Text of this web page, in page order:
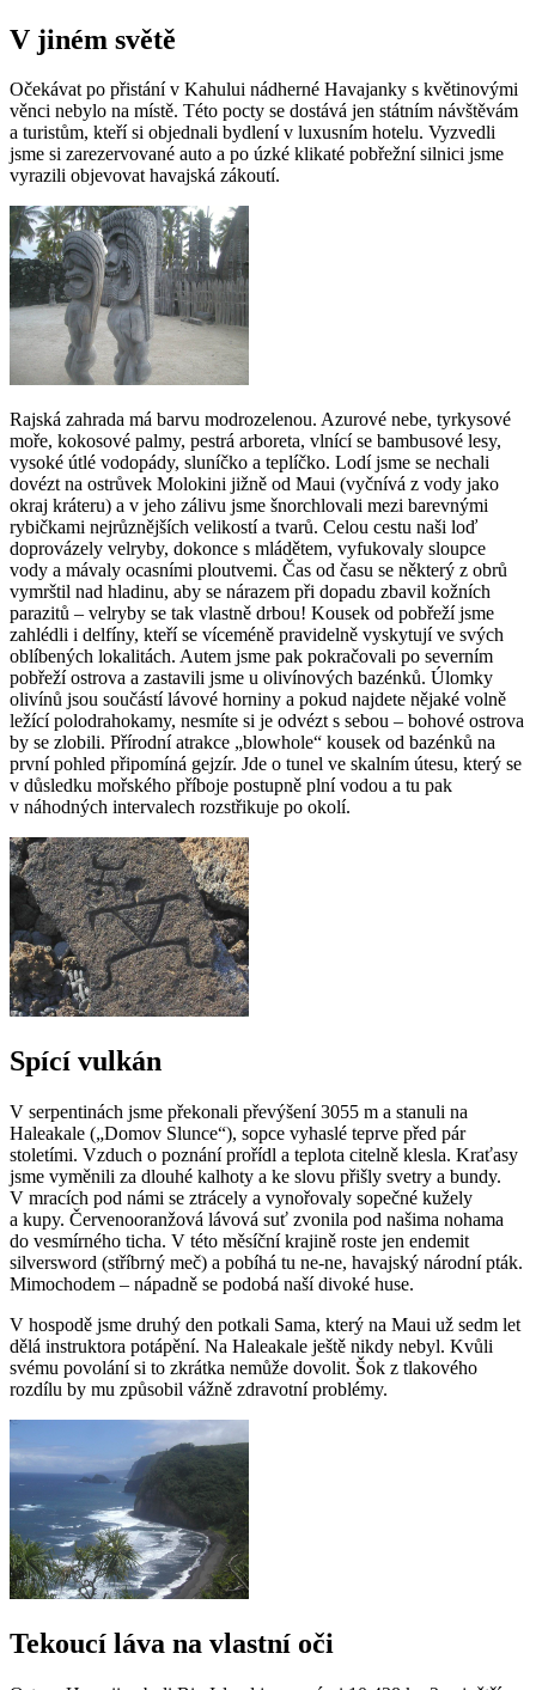
V jiném světě
Očekávat po přistání v Kahului nádherné Havajanky s květinovými
věnci nebylo na místě. Této pocty se dostává jen státním návštěvám
a turistům, kteří si objednali bydlení v luxusním hotelu. Vyzvedli
jsme si zarezervované auto a po úzké klikaté pobřežní silnici jsme
vyrazili objevovat havajská zákoutí.
Rajská zahrada má barvu modrozelenou. Azurové nebe, tyrkysové
moře, kokosové palmy, pestrá arboreta, vlnící se bambusové lesy,
vysoké útlé vodopády, sluníčko a teplíčko. Lodí jsme se nechali
dovézt na ostrůvek Molokini jižně od Maui (vyčnívá z vody jako
okraj kráteru) a v jeho zálivu jsme šnorchlovali mezi barevnými
rybičkami nejrůznějších velikostí a tvarů. Celou cestu naši loď
doprovázely velryby, dokonce s mládětem, vyfukovaly sloupce
vody a mávaly ocasními ploutvemi. Čas od času se některý z obrů
vymrštil nad hladinu, aby se nárazem při dopadu zbavil kožních
parazitů – velryby se tak vlastně drbou! Kousek od pobřeží jsme
zahlédli i delfíny, kteří se víceméně pravidelně vyskytují ve svých
oblíbených lokalitách. Autem jsme pak pokračovali po severním
pobřeží ostrova a zastavili jsme u olivínových bazénků. Úlomky
olivínů jsou součástí lávové horniny a pokud najdete nějaké volně
ležící polodrahokamy, nesmíte si je odvézt s sebou – bohové ostrova
by se zlobili. Přírodní atrakce „blowhole“ kousek od bazénků na
první pohled připomíná gejzír. Jde o tunel ve skalním útesu, který se
v důsledku mořského příboje postupně plní vodou a tu pak
v náhodných intervalech rozstřikuje po okolí.
Spící vulkán
V serpentinách jsme překonali převýšení 3055 m a stanuli na
Haleakale („Domov Slunce“), sopce vyhaslé teprve před pár
stoletími. Vzduch o poznání prořídl a teplota citelně klesla. Kraťasy
jsme vyměnili za dlouhé kalhoty a ke slovu přišly svetry a bundy.
V mracích pod námi se ztrácely a vynořovaly sopečné kužely
a kupy. Červenooranžová lávová suť zvonila pod našima nohama
do vesmírného ticha. V této měsíční krajině roste jen endemit
silversword (stříbrný meč) a pobíhá tu ne-ne, havajský národní pták.
Mimochodem – nápadně se podobá naší divoké huse.
V hospodě jsme druhý den potkali Sama, který na Maui už sedm let
dělá instruktora potápění. Na Haleakale ještě nikdy nebyl. Kvůli
svému povolání si to zkrátka nemůže dovolit. Šok z tlakového
rozdílu by mu způsobil vážně zdravotní problémy.
Tekoucí láva na vlastní oči